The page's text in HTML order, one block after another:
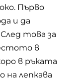
Първо
и да
това за
в
в ръката
лепкава